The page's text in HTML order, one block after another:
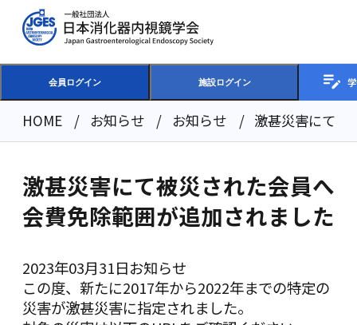
会員ログイン 施設ログイン
HOME お知らせ お知らせ 激甚災害にて被
2023年03月31日お知らせ
激甚災害にて被災された会員へ
会費免除範囲が追加されました
この度、新たに2017年から2022年までの特定の
災害が激甚災害に指定されました。